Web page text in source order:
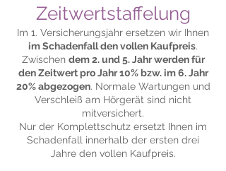
Zeitwertstaffelung
Im 1. Versicherungsjahr ersetzen wir Ihnen
im Schadenfall den vollen Kaufpreis.
Zwischen dem 2. und 5. Jahr werden für
den Zeitwert pro Jahr 10% bzw. im 6. Jahr
20% abgezogen. Normale Wartungen und
Verschleiß am Hörgerät sind nicht
mitversichert.
Nur der Komplettschutz ersetzt Ihnen im
Schadenfall innerhalb der ersten drei
Jahre den vollen Kaufpreis.